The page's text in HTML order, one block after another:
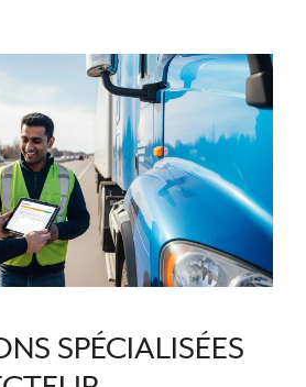
SPÉCIALISÉES